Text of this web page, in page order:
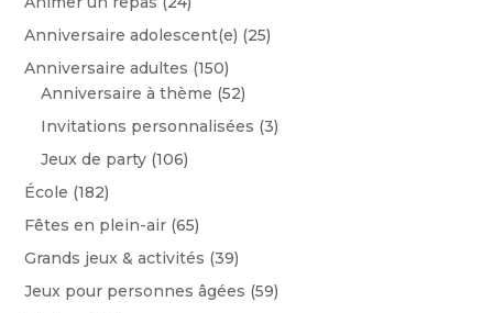
Anniversaire adolescent(e) (25)
Anniversaire adultes (150)
Anniversaire à thème (52)
Invitations personnalisées (3)
Jeux de party (106)
École (182)
Fêtes en plein-air (65)
Grands jeux & activités (39)
Jeux pour personnes âgées (59)